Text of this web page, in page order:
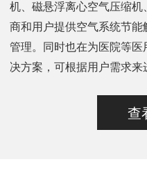
机、磁悬浮离心空气压缩
商和用户提供空气系统节
管理。同时也在为医院等
决方案，可根据用户需求来
查